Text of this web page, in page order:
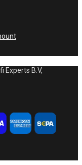
Experts B.V,